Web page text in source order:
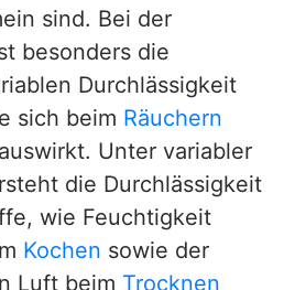
sind. Bei der
besonders die
Durchlässigkeit
sich beim Räuchern
Unter variabler
die Durchlässigkeit
wie Feuchtigkeit
Kochen sowie der
Luft beim Trocknen